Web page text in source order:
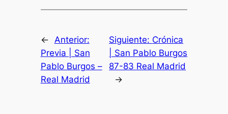
←
Anterior:
Previa | San
Pablo Burgos –
Real Madrid
Siguiente: Crónica
| San Pablo Burgos
87-83 Real Madrid
→